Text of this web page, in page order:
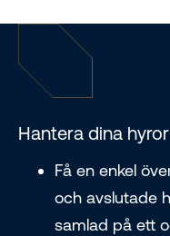
Hantera dina hyror
Få en enkel
och avslutade
samlad på ett